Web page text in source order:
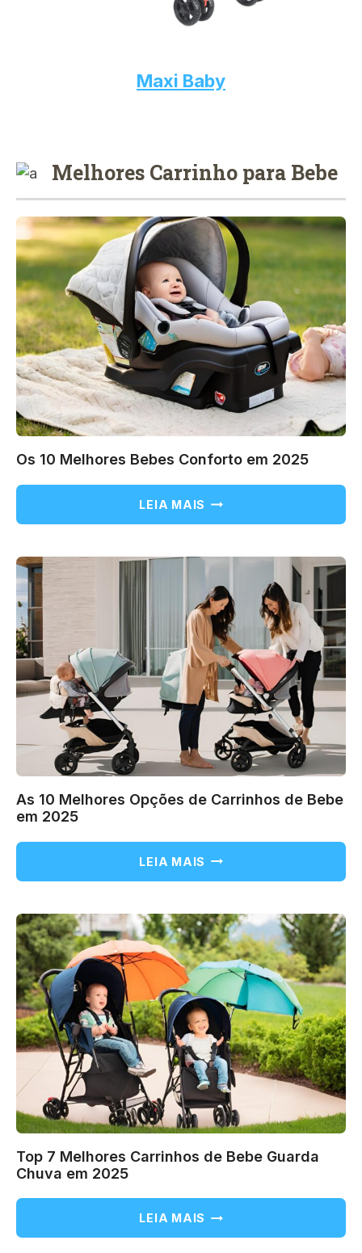
Maxi Baby
Melhores Carrinho para Bebe
Os 10 Melhores Bebes Conforto em 2025
LEIA MAIS OS
BEBES
EM
2025
As 10 Melhores Opções de Carrinhos de Bebe
em 2025
LEIA MAIS AS
OPÇÕES
DE
CARRINHOS
DE
BEBE
EM
2025
Top 7 Melhores Carrinhos de Bebe Guarda
Chuva em 2025
LEIA MAIS TOP